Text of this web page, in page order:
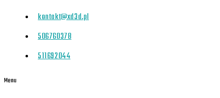
kontakt@xd3d.pl
506760378
511692044
Menu